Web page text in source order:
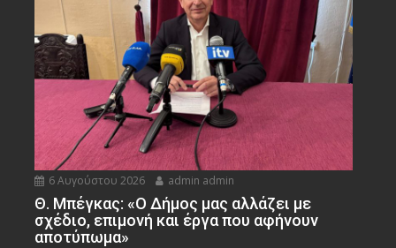
6 Αυγούστου 2026 admin admin
Θ. Μπέγκας: «Ο Δήμος μας αλλάζει με
σχέδιο, επιμονή και έργα που αφήνουν
αποτύπωμα»